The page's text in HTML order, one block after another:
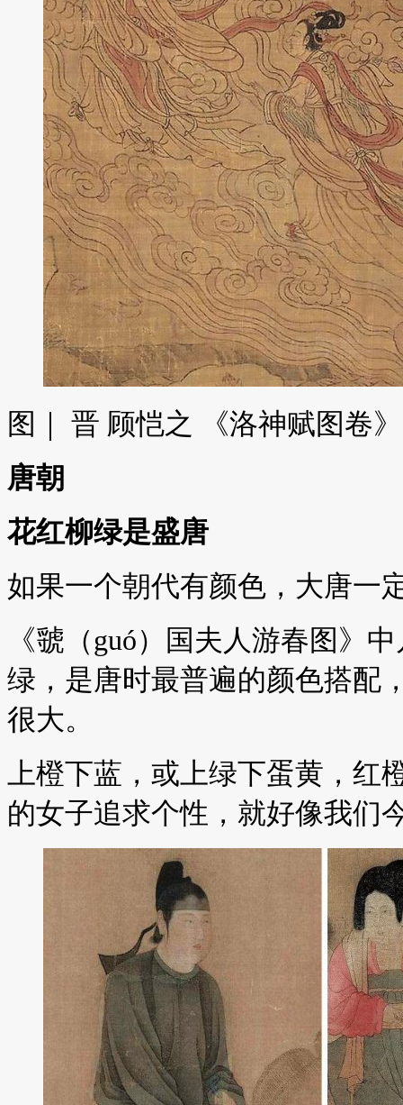
图｜ 晋 顾恺之 《洛神赋图卷
唐朝
花红柳绿是盛唐
如果一个朝代有颜色，大唐一
《虢（guó）国夫人游春图》
绿，是唐时最普遍的颜色搭配
很大。
上橙下蓝，或上绿下蛋黄，
的女子追求个性，就好像我们